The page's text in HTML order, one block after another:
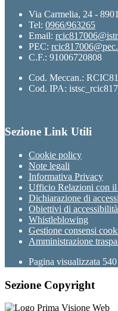
Via Carmelia, 24 -
Tel: 0966/963265
Email:
PEC:
C.F.: 91006720808
Cod. Meccan.:
Cod. IPA:
Sezione Link Utili
Cookie policy
Note legali
Informativa Privacy
Ufficio Relazioni con
Dichiarazione di
Obiettivi di accessibilità
Whistleblowing
Gestione consensi
Amministrazione
Pagina visualizzata 540
Sezione Copyright